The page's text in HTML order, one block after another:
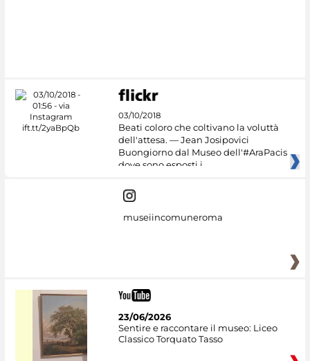
03/10/2018
Beati coloro che coltivano la voluttà
dell'attesa. — Jean Josipovici
Buongiorno dal Museo dell'#AraPacis
dove sono esposti i
museiincomuneroma
23/06/2026
Sentire e raccontare il museo: Liceo
Classico Torquato Tasso